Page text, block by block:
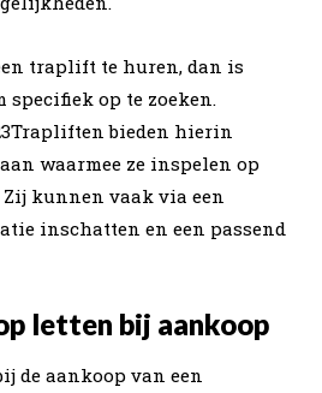
traplift te huren, dan is
specifiek op te zoeken.
bieden hierin
waarmee ze inspelen op
kunnen vaak via een
inschatten en een passend
letten bij aankoop
de aankoop van een